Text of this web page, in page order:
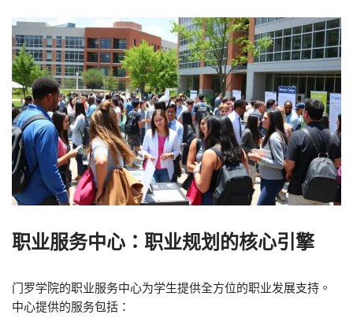
职业服务中心：职业规划的核心引擎
门罗学院的职业服务中心为学生提供全方位的职业发展支持。
中心提供的服务包括：